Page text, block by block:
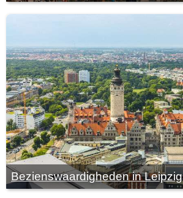
Bezienswaardigheden in Leipzig